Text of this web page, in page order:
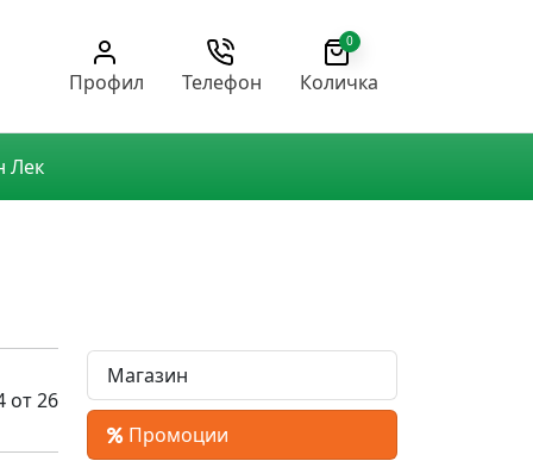
Профил Телефон
0
Количка
Лек
от 26
Магазин
Промоции